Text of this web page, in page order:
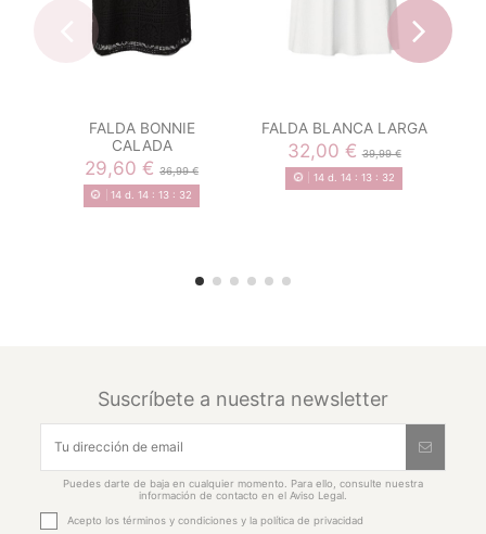
FALDA BONNIE
CALADA
29,60 €36,99 €
14 d. 14 :13 :31
FALDA BLANCA LARGA
32,00 €39,99 €
14 d. 14 :13 : 31
Suscríbete a nuestra newsletter
Puedes darte de baja en cualquier momento. Para ello, consulte nuestra
información de contacto en el Aviso Legal.
Acepto lostérminos y condiciones y lapolítica de privacidad